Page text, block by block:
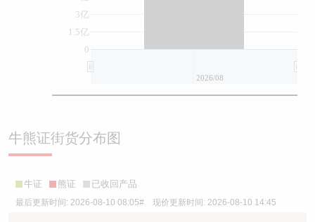
0
1.5亿
3亿
2026/08
牛熊证街货分布图
牛证 熊证 已收回产品
最后更新时间: 2026-08-10 08:05# 现价更新时间: 2026-08-10 14:45